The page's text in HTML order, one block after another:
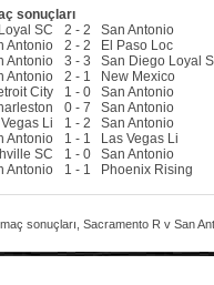
sonuçları
SC 2 - 2 San Antonio
Antonio
2 - 2 El Paso Loc
Antonio
3 - 3 San Diego Loyal
Antonio
2 - 1 New Mexico
City
1 - 0 San Antonio
0 - 7 San Antonio
Li
1 - 2 San Antonio
Antonio
1 - 1 Las Vegas Li
SC
1 - 0 San Antonio
Antonio
1 - 1 Phoenix Rising
sonuçları, Sacramento R v San